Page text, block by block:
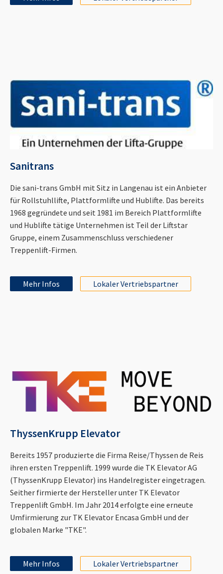
Sanitrans
Die sani-trans GmbH mit Sitz in Langenau ist ein Anbieter
für Rollstuhllifte, Plattformlifte und Hublifte. Das bereits
1968 gegründete und seit 1981 im Bereich Plattformlifte
und Hublifte tätige Unternehmen ist Teil der Liftstar
Gruppe, einem Zusammenschluss verschiedener
Treppenlift-Firmen.
Mehr Infos Lokaler Vertriebspartner
ThyssenKrupp Elevator
Bereits 1957 produzierte die Firma Reise/Thyssen de Reis
ihren ersten Treppenlift. 1999 wurde die TK Elevator AG
(ThyssenKrupp Elevator) ins Handelregister eingetragen.
Seither firmierte der Hersteller unter TK Elevator
Treppenlift GmbH. Im Jahr 2014 erfolgte eine erneute
Umfirmierung zur TK Elevator Encasa GmbH und der
globalen Marke "TKE".
Mehr Infos Lokaler Vertriebspartner